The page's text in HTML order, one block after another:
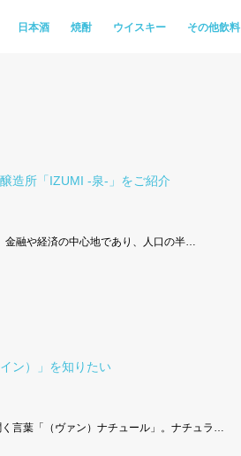
日本酒 焼酎 ウイスキー その他飲料
造所「IZUMI -泉-」をご紹介
金融や経済の中心地であり、人口の半…
ン）」を知りたい
言葉「（ヴァン）ナチュール」。ナチュラ…